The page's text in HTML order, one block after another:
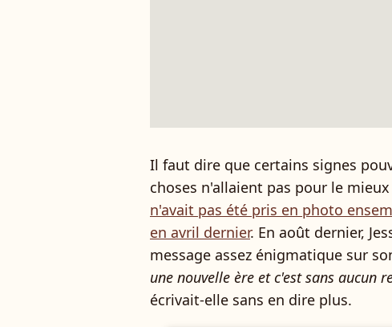
Il faut dire que certains signes
choses n'allaient pas pour le
n'avait pas été pris en photo
en avril dernier. En août dernier,
message assez énigmatique sur
une nouvelle ère et c'est sans aucun
écrivait-elle sans en dire plus.